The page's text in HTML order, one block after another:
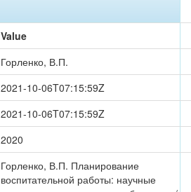
Value
Горленко, В.П.
2021-10-06T07:15:59Z
2021-10-06T07:15:59Z
2020
Горленко, В.П. Планирование
воспитательной работы: научные